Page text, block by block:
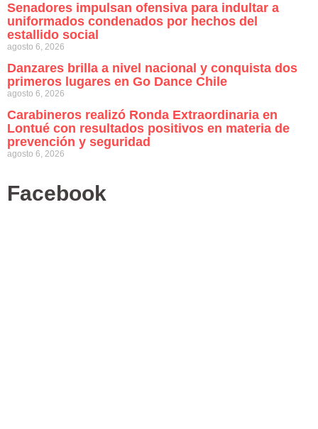
Senadores impulsan ofensiva para indultar a
uniformados condenados por hechos del
estallido social
agosto 6, 2026
Danzares brilla a nivel nacional y conquista dos
primeros lugares en Go Dance Chile
agosto 6, 2026
Carabineros realizó Ronda Extraordinaria en
Lontué con resultados positivos en materia de
prevención y seguridad
agosto 6, 2026
Facebook